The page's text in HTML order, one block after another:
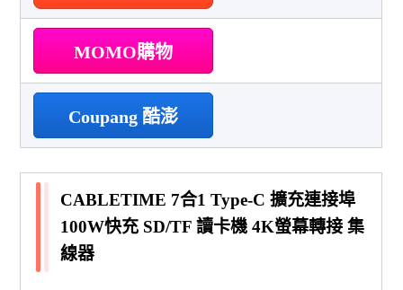
MOMO購物
Coupang 酷澎
CABLETIME 7合1 Type-C 擴充連接埠
100W快充 SD/TF 讀卡機 4K螢幕轉接 集
線器